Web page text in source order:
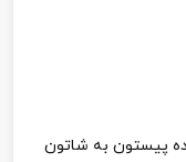
پیستون به شاتون